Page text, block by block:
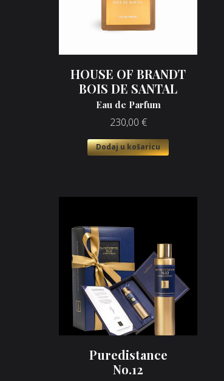
HOUSE OF BRANDT
BOIS DE SANTAL
Eau de Parfum
230,00 €
Dodaj u košaricu
Puredistance
No.12